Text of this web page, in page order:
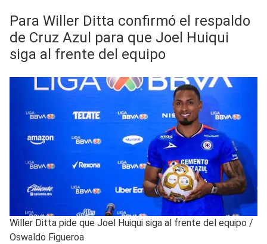
Para Willer Ditta confirmó el respaldo
de Cruz Azul para que Joel Huiqui
siga al frente del equipo
Willer Ditta pide que Joel Huiqui siga al frente del equipo /
Oswaldo Figueroa